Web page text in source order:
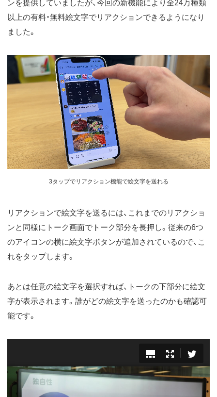
ンを提供していましたが、今回の新機能により全24万種類
以上の有料・無料絵文字でリアクションできるようになり
ました。
3タップでリアクション機能で絵文字を送れる
リアクションで絵文字を送るには、これまでのリアクショ
ンと同様にトーク画面でトーク部分を長押し。従来の6つ
のアイコンの横に絵文字ボタンが追加されているので、こ
れをタップします。
あとは任意の絵文字を選択すれば、トークの下部分に絵文
字が表示されます。誰がどの絵文字を送ったのかも確認可
能です。